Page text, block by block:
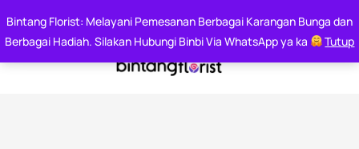
Bintang Florist: Melayani Pemesanan Berbagai Karangan Bunga dan
Berbagai Hadiah. Silakan Hubungi Binbi Via WhatsApp ya ka
Tutup
Whatsapp : 0812 6000 7144